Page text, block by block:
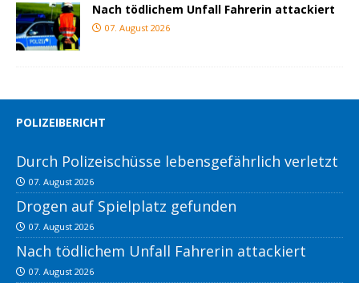
Nach tödlichem Unfall Fahrerin attackiert
07. August 2026
POLIZEIBERICHT
Durch Polizeischüsse lebensgefährlich verletzt
07. August 2026
Drogen auf Spielplatz gefunden
07. August 2026
Nach tödlichem Unfall Fahrerin attackiert
07. August 2026